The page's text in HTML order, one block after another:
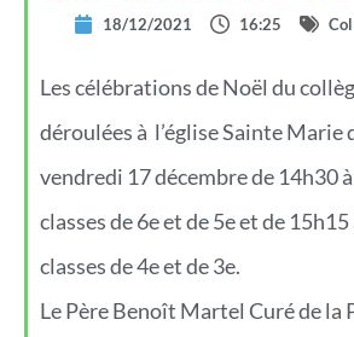
18/12/2021 16:25
Les célébrations de Noël du
déroulées à l’église Sainte Marie
vendredi 17 décembre de 14h30
classes de 6e et de 5e et de
classes de 4e et de 3e.
Le Père Benoît Martel Curé de la